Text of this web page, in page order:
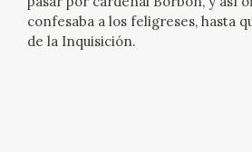
confesaba a los feligreses, hasta
de la Inquisición.